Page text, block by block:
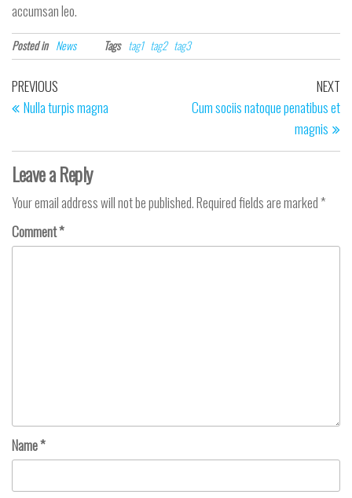
accumsan leo.
Posted in News Tags tag1 tag2 tag3
Post
navigation
Previous
Post
PREVIOUS
Nulla turpis magna
NEXT
Cum sociis natoque penatibus et
magnis
Leave a Reply
Your email address will not be published.Required fields are marked*
Comment*
Name*